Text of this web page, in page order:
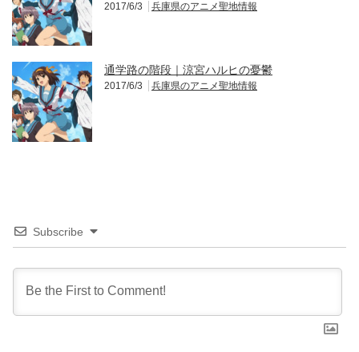
2017/6/3 兵庫県のアニメ聖地情報
通学路の階段｜涼宮ハルヒの憂鬱
2017/6/3 兵庫県のアニメ聖地情報
Subscribe